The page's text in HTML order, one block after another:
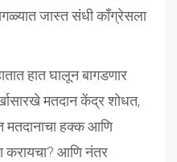
जास्त संधी काँग्रेसला
हात घालून बागडणार
मतदान केंद्र शोधत,
मतदानाचा हक्क आणि
करायचा? आणि नंतर